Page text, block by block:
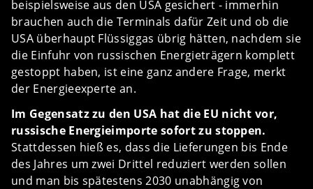
beispielsweise aus den USA gesichert - immerhin
brauchen auch die Terminals dafür Zeit und ob die
USA überhaupt Flüssiggas übrig hätten, nachdem sie
die Einfuhr von russischen Energieträgern komplett
gestoppt haben, ist eine ganz andere Frage, merkt
der Energieexperte an.
Im Gegensatz zu den USA hat die EU nicht vor,
russische Energieimporte sofort zu stoppen.
Stattdessen hieß es, dass die Lieferungen bis Ende
des Jahres um zwei Drittel reduziert werden sollen
und man bis spätestens 2030 unabhängig von